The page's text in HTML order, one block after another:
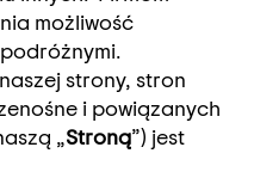
możliwość
strony, stron
i powiązanych
„Stroną”) jest